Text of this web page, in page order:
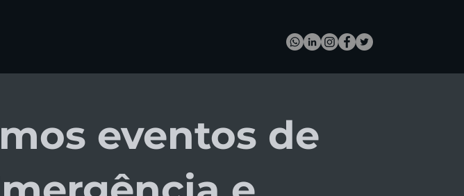
eventos de